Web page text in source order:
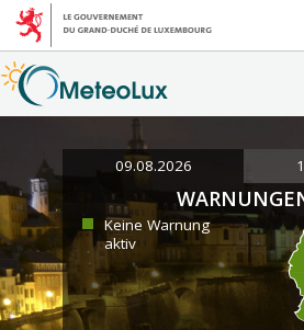
09.08.2026
Keine Warnung
aktiv